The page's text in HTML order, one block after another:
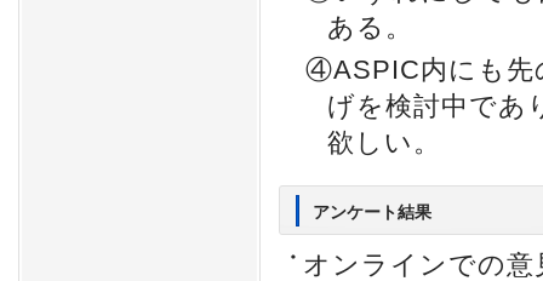
ある。
④ASPIC内にも先
げを検討中であ
欲しい。
アンケート結果
オンラインでの意